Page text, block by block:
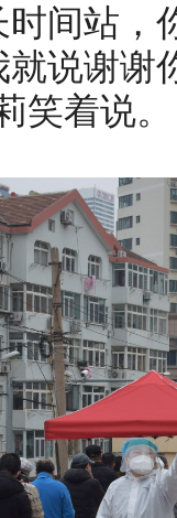
间站，
说谢谢
笑着说。